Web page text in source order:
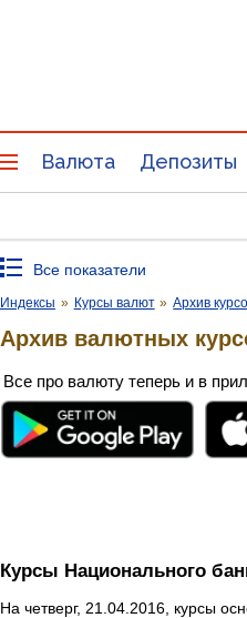
Валюта Депозиты
Все показатели
Индексы » Курсы валют » Архив
Архив валютных
Все про валюту теперь и в
Курсы Национального
На четверг, 21.04.2016, курсы